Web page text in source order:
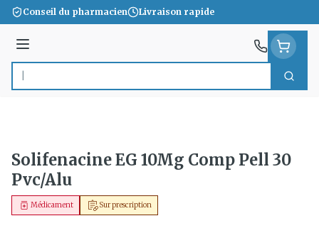
Aller au contenu
Conseil du pharmacien Livraison rapide
Menu
Rechercher
Solifenacine EG 10Mg Comp Pell 30
Pvc/Alu
Sur prescription
Médicament